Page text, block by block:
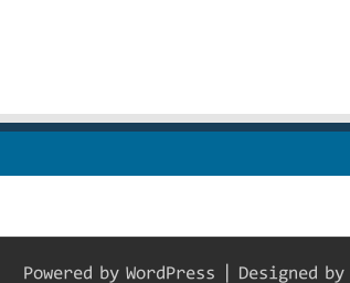
Powered by WordPress | Designed by